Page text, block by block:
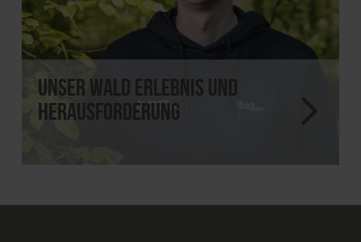
Unser Wald Erlebnis und
Herausforderung